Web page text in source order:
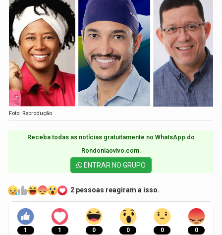
Foto: Reprodução
Receba todas as notícias gratuitamente no WhatsApp do
Rondoniaovivo.com.​
ENTRAR NO GRUPO
2 pessoas reagiram a isso.
1 1 0 0 0 0